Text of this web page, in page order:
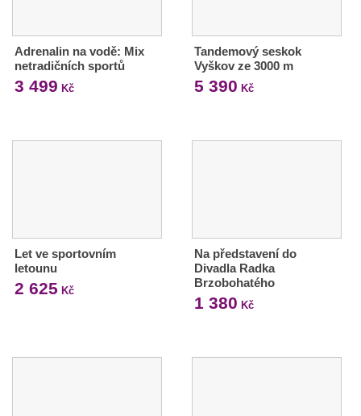
Adrenalin na vodě: Mix
netradičních sportů
3 499 Kč
Tandemový seskok
Vyškov ze 3000 m
5 390 Kč
Let ve sportovním
letounu
2 625 Kč
Na představení do
Divadla Radka
Brzobohatého
1 380 Kč